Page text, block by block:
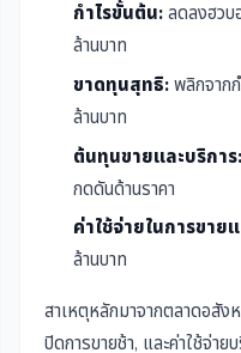
กำไรขั้นต้น: ลดลงฮวบ
ล้านบาท
ขาดทุนสุทธิ: พลิกจาก
ล้านบาท
ต้นทุนขายและบริการ:
กดดันด้านราคา
ค่าใช้จ่ายในการขาย
ล้านบาท
สาเหตุหลักมาจากตลาดอสัง
ปิดการขายช้า, และค่าใช้จ่าย